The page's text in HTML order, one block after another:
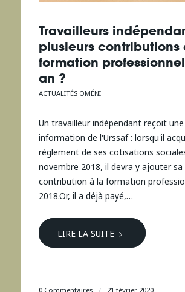
Travailleurs
plusieurs contributions
formation
an ?
ACTUALITÉS OMÉNI
Un travailleur indépendant reçoit une
information de l'Urssaf : lorsqu'il
règlement de ses cotisations
novembre 2018, il devra y ajouter sa
contribution à la formation
2018.Or, il a déjà payé,…
LIRE LA SUITE
0 Commentaires / 21 février 2020